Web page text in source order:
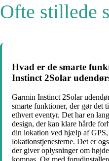
Ofte stillede
Hvad er de smarte
Instinct 2Solar
Garmin Instinct 2Solar
smarte funktioner, der gør det
ethvert eventyr. Det har en
design, der kan klare hårde
din lokation ved hjælp af
lokationstjenesterne. Det er
der giver oplysninger om
kompas. Og med